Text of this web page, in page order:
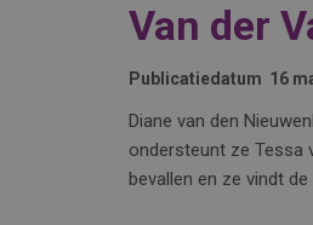
Van der
Publicatiedatum 16
Diane van den
ondersteunt ze Tessa
bevallen en ze vindt